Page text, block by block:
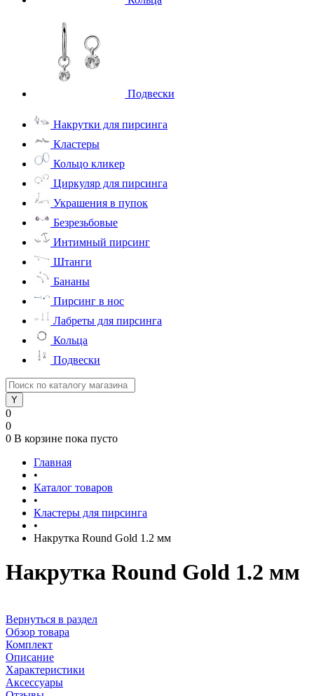
Подвески
Накрутки для пирсинга
Кластеры
Кольцо кликер
Циркуляр для пирсинга
Украшения в пупок
Безрезьбовые
Интимный пирсинг
Штанги
Бананы
Пирсинг в нос
Лабреты для пирсинга
Кольца
Подвески
0
0
0 В корзине пока пусто
Главная
•
Каталог товаров
•
Кластеры для пирсинга
•
Накрутка Round Gold 1.2 мм
Накрутка Round Gold 1.2 мм
Вернуться в раздел
Обзор товара
Комплект
Описание
Характеристики
Аксессуары